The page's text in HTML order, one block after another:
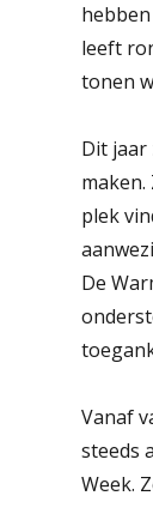
leeft
tonen
Dit jaar
plek
De
Vanaf
steeds
Week.